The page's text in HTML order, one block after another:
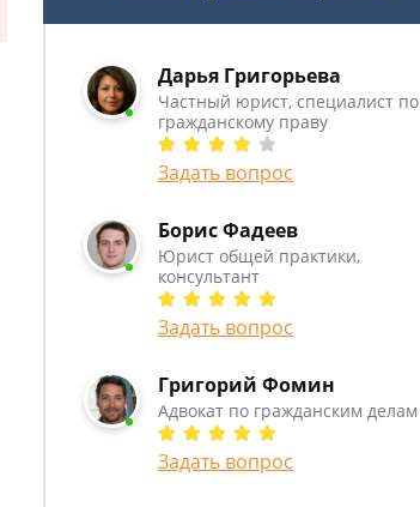
Дарья Григорьева
Частный юрист, специалист по
гражданскому праву
Задать вопрос
Борис Фадеев
Юрист общей практики,
консультант
Задать вопрос
Григорий Фомин
Адвокат по гражданским делам
Задать вопрос